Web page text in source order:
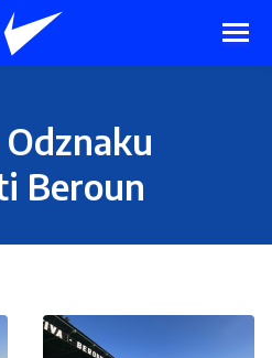
Beroun